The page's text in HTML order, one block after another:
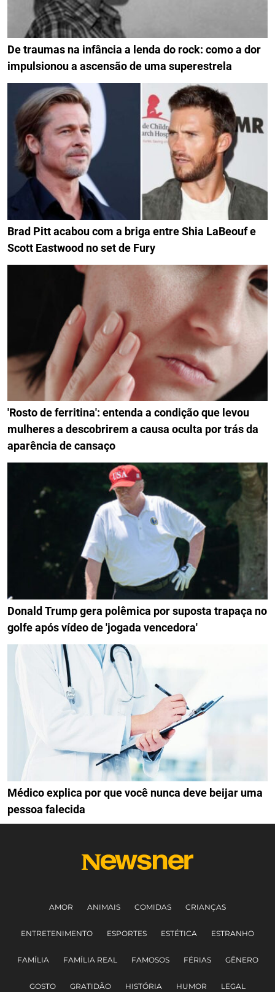
De traumas na infância a lenda do rock: como a dor
impulsionou a ascensão de uma superestrela
Brad Pitt acabou com a briga entre Shia LaBeouf e
Scott Eastwood no set de Fury
'Rosto de ferritina': entenda a condição que levou
mulheres a descobrirem a causa oculta por trás da
aparência de cansaço
Donald Trump gera polêmica por suposta trapaça no
golfe após vídeo de 'jogada vencedora'
Médico explica por que você nunca deve beijar uma
pessoa falecida
AMOR ANIMAIS COMIDAS CRIANÇAS
ENTRETENIMENTO ESPORTES ESTÉTICA ESTRANHO
FAMÍLIA FAMÍLIA REAL FAMOSOS FÉRIAS GÊNERO
GOSTO GRATIDÃO HISTÓRIA HUMOR LEGAL